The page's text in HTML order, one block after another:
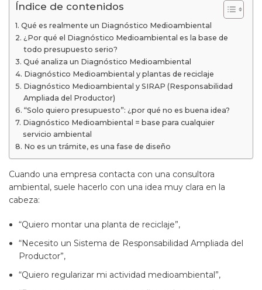
Índice de contenidos
Qué es realmente un Diagnóstico Medioambiental
¿Por qué el Diagnóstico Medioambiental es la base de
todo presupuesto serio?
Qué analiza un Diagnóstico Medioambiental
Diagnóstico Medioambiental y plantas de reciclaje
Diagnóstico Medioambiental y SIRAP (Responsabilidad
Ampliada del Productor)
“Solo quiero presupuesto”: ¿por qué no es buena idea?
Diagnóstico Medioambiental = base para cualquier
servicio ambiental
No es un trámite, es una fase de diseño
Cuando una empresa contacta con una consultora
ambiental, suele hacerlo con una idea muy clara en la
cabeza:
“Quiero montar una planta de reciclaje”,
“Necesito un Sistema de Responsabilidad Ampliada del
Productor”,
“Quiero regularizar mi actividad medioambiental”,